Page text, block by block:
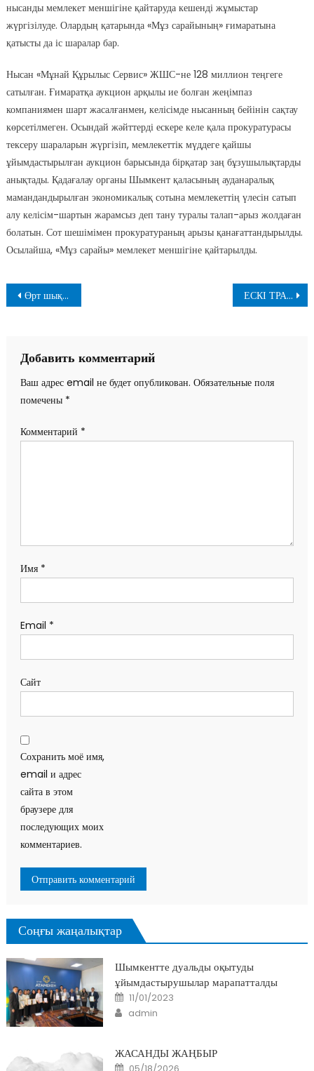
нысанды мемлекет меншігіне қайтаруда кешенді жұмыстар
жүргізілуде. Олардың қатарында «Мұз сарайының» ғимаратына
қатысты да іс шаралар бар.
Нысан «Мұнай Құрылыс Сервис» ЖШС-не 128 миллион теңгеге
сатылған. Ғимаратқа аукцион арқылы ие болған жеңімпаз
компаниямен шарт жасалғанмен, келісімде нысанның бейінін сақтау
көрсетілмеген. Осындай жәйттерді ескере келе қала прокуратурасы
тексеру шараларын жүргізіп, мемлекеттік мүддеге қайшы
ұйымдастырылған аукцион барысында бірқатар заң бұзушылықтарды
анықтады. Қадағалау органы Шымкент қаласының ауданаралық
мамандандырылған экономикалық сотына мемлекеттің үлесін сатып
алу келісім-шартын жарамсыз деп тану туралы талап-арыз жолдаған
болатын. Сот шешімімен прокуратураның арызы қанағаттандырылды.
Осылайша, «Мұз сарайы» мемлекет меншігіне қайтарылды.
Навигация
записям
Өрт шықпасын десек… ЕСКІ ТРАНСФОРМАТОРЛАР ЖАҢАРТЫЛАДЫ
Добавить комментарий
Ваш адрес email не будет опубликован. Обязательные поля
помечены *
Комментарий *
Имя *
Email *
Сайт
Сохранить моё имя,
email и адрес
сайта в этом
браузере для
последующих моих
комментариев.
Соңғы жаңалықтар
Шымкентте дуальды оқытуды
ұйымдастырушылар марапатталды
Posted
on
11/01/2023
Author
admin
ЖАСАНДЫ ЖАҢБЫР
Posted